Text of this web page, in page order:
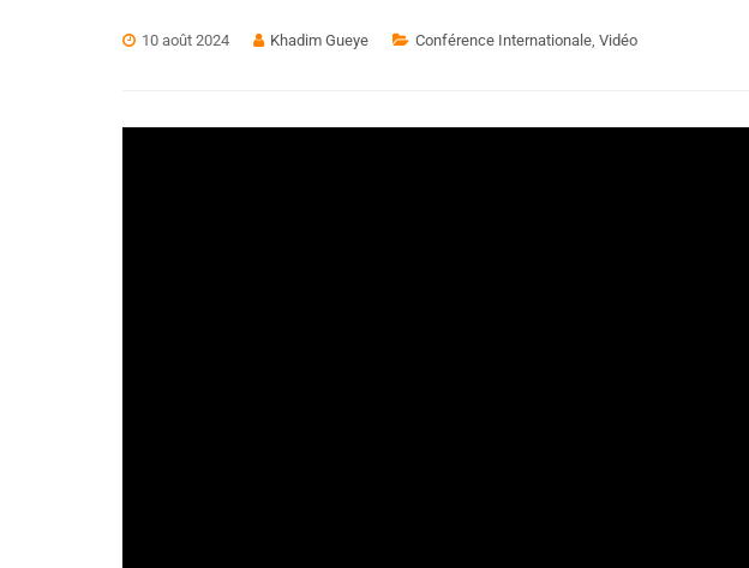
10 août 2024 Khadim Gueye Conférence Internationale Vidéo